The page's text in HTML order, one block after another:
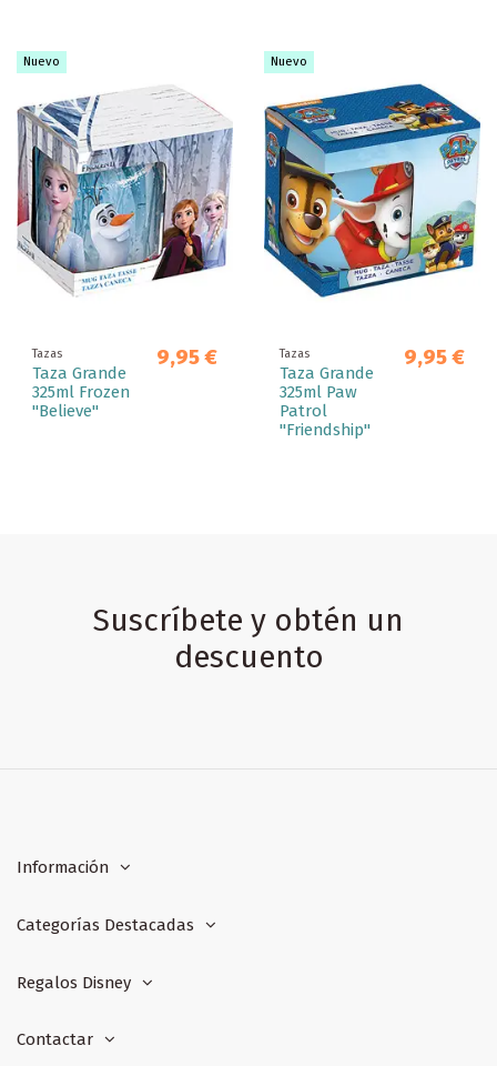
Nuevo
Tazas
Taza Grande
325ml Frozen
"Believe"
9,95 €
Nuevo
Tazas
Taza Grande
325ml Paw
Patrol
"Friendship"
9,95 €
Suscríbete y obtén un
descuento
Información
Categorías Destacadas
Regalos Disney
Contactar